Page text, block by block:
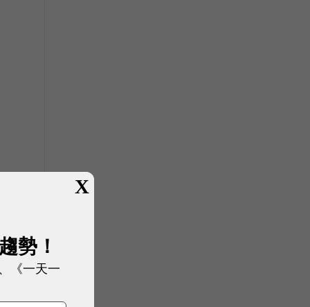
X
勢！
《一天一